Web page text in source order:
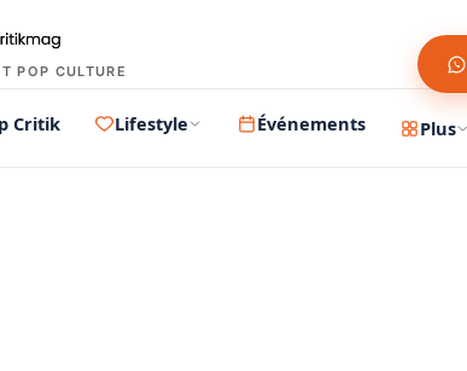
POP CULTURE
Critik Lifestyle Événements Plus